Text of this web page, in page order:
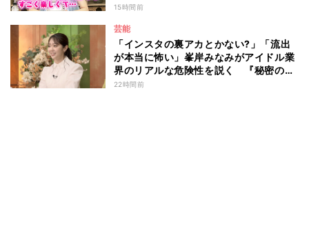
15時間前
芸能
「インスタの裏アカとかない?」「流出
が本当に怖い」峯岸みなみがアイドル業
界のリアルな危険性を説く 『秘密のマ
マ園』特別編
22時間前